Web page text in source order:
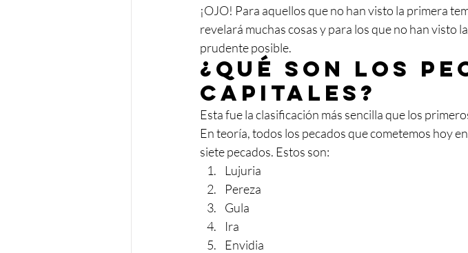
¡OJO! Para aquellos que no han visto la primera
revelará muchas cosas y para los que no han visto
prudente posible.
¿Qué son los
capitales?
Esta fue la clasificación más sencilla que los
En teoría, todos los pecados que cometemos hoy
siete pecados. Estos son:
Lujuria
Pereza
Gula
Ira
Envidia